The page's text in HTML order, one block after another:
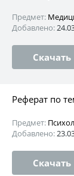
Предмет:
Добавлено:
Скачать
Реферат по
Предмет:
Добавлено:
Скачать